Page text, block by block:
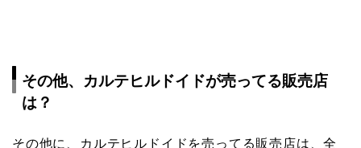
その他、カルテヒルドイドが売ってる販売店
は？
その他に、カルテヒルドイドを売ってる販売店は、全